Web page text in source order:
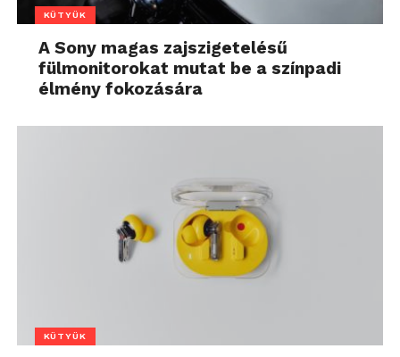
KÜTYÜK
A Sony magas zajszigetelésű
fülmonitorokat mutat be a színpadi
élmény fokozására
KÜTYÜK